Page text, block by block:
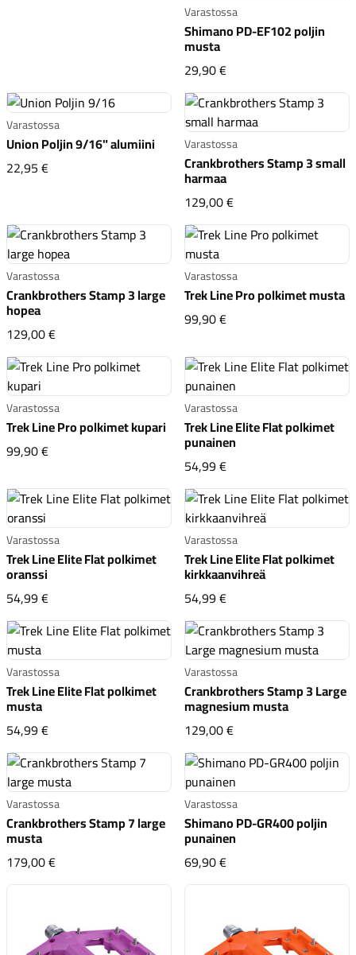
Katso koko valikoima
Varastossa
Shimano PD-EF102 poljin
musta
29,90 €Shimano PD-EF102
Varastossa
Union Poljin 9/16" alumiini
22,95 €Union Poljin 9/16" alumiini
Varastossa
Crankbrothers Stamp 3 small
harmaa
129,00 €Crankbrothers Stamp
Varastossa
Crankbrothers Stamp 3 large
hopea
129,00 €Crankbrothers Stamp 3 large hopea
Varastossa
Trek Line Pro polkimet musta
99,90 €Trek Line Pro polkimet
Varastossa
Trek Line Pro polkimet kupari
99,90 €Trek Line Pro polkimet kupari
Varastossa
Trek Line Elite Flat polkimet
punainen
54,99 €Trek Line Elite Flat
Varastossa
Trek Line Elite Flat polkimet
oranssi
54,99 €Trek Line Elite Flat polkimet oranssi
Varastossa
Trek Line Elite Flat polkimet
kirkkaanvihreä
54,99 €Trek Line Elite Flat
Varastossa
Trek Line Elite Flat polkimet
musta
54,99 €Trek Line Elite Flat polkimet musta
Varastossa
Crankbrothers Stamp 3 Large
magnesium musta
129,00 €Crankbrothers Stamp
Varastossa
Crankbrothers Stamp 7 large
musta
179,00 €Crankbrothers Stamp 7 large musta
Varastossa
Shimano PD-GR400 poljin
punainen
69,90 €Shimano PD-GR400